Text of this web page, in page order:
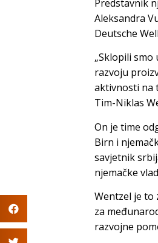
Predstavnik
Aleksandra
Deutsche
„Sklopili
razvoju
aktivnosti na
Tim-Niklas
On je time
Birn i
savjetnik
njemačke
Wentzel je to
za
razvojne